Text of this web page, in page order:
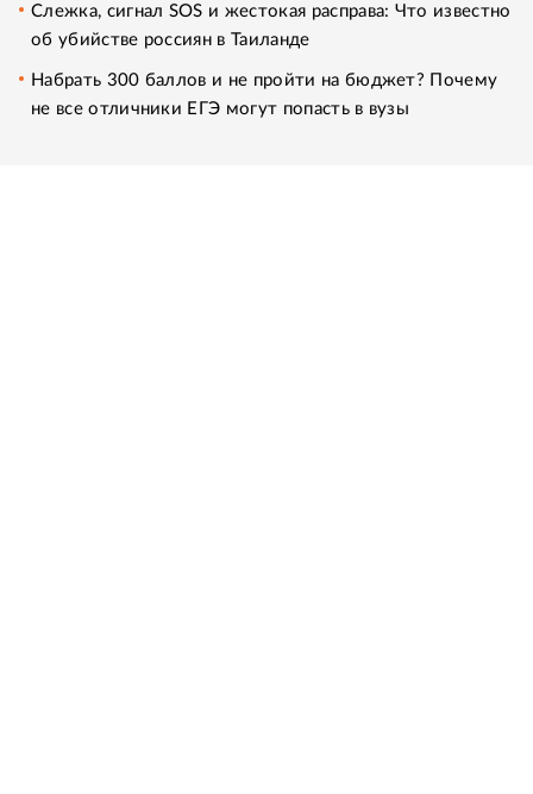
Слежка, сигнал SOS и жестокая расправа: Что известно
об убийстве россиян в Таиланде
Набрать 300 баллов и не пройти на бюджет? Почему
не все отличники ЕГЭ могут попасть в вузы